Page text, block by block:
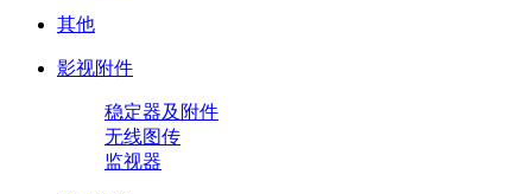
其他
影视附件
稳定器及附件
无线图传
监视器